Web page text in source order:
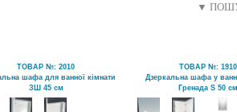
▼
ТОВАР №: 2010
шафа для ванної кімнати
ЗШ 45 см
ТОВАР №: 1910
Дзеркальна шафа у
Гренада S 50